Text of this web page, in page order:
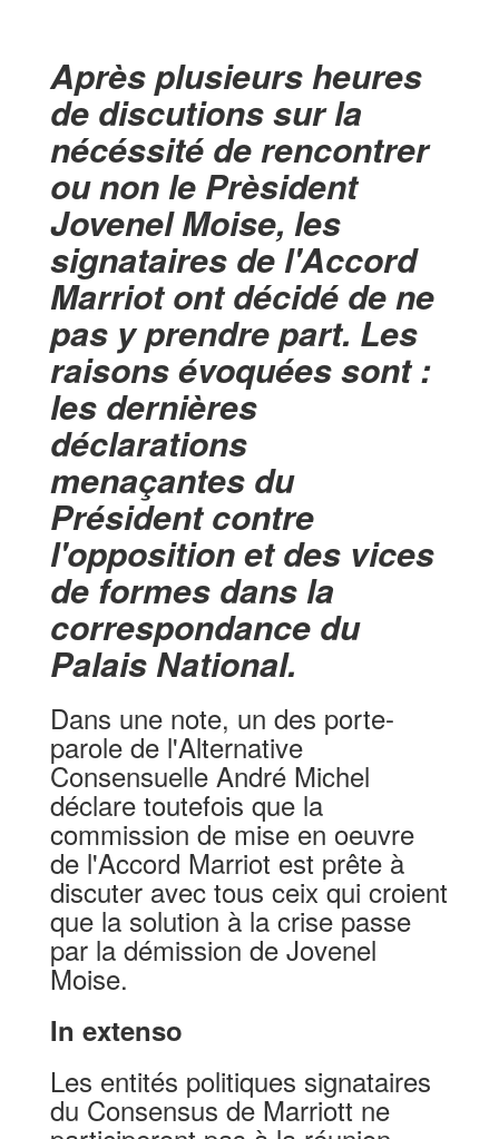
Après plusieurs heures
de discutions sur la
nécéssité de rencontrer
ou non le Prèsident
Jovenel Moise, les
signataires de l'Accord
Marriot ont décidé de ne
pas y prendre part. Les
raisons évoquées sont :
les dernières
déclarations
menaçantes du
Président contre
l'opposition et des vices
de formes dans la
correspondance du
Palais National.
Dans une note, un des porte-
parole de l'Alternative
Consensuelle André Michel
déclare toutefois que la
commission de mise en oeuvre
de l'Accord Marriot est prête à
discuter avec tous ceix qui croient
que la solution à la crise passe
par la démission de Jovenel
Moise.
In extenso
Les entités politiques signataires
du Consensus de Marriott ne